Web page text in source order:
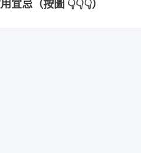
忌（按圖 👇👇👇）